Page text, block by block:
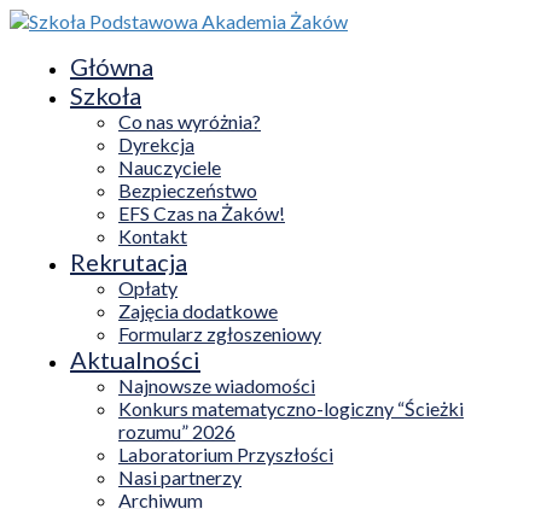
Główna
Szkoła
Co nas wyróżnia?
Dyrekcja
Nauczyciele
Bezpieczeństwo
EFS Czas na Żaków!
Kontakt
Rekrutacja
Opłaty
Zajęcia dodatkowe
Formularz zgłoszeniowy
Aktualności
Najnowsze wiadomości
Konkurs matematyczno-logiczny “Ścieżki
rozumu” 2026
Laboratorium Przyszłości
Nasi partnerzy
Archiwum